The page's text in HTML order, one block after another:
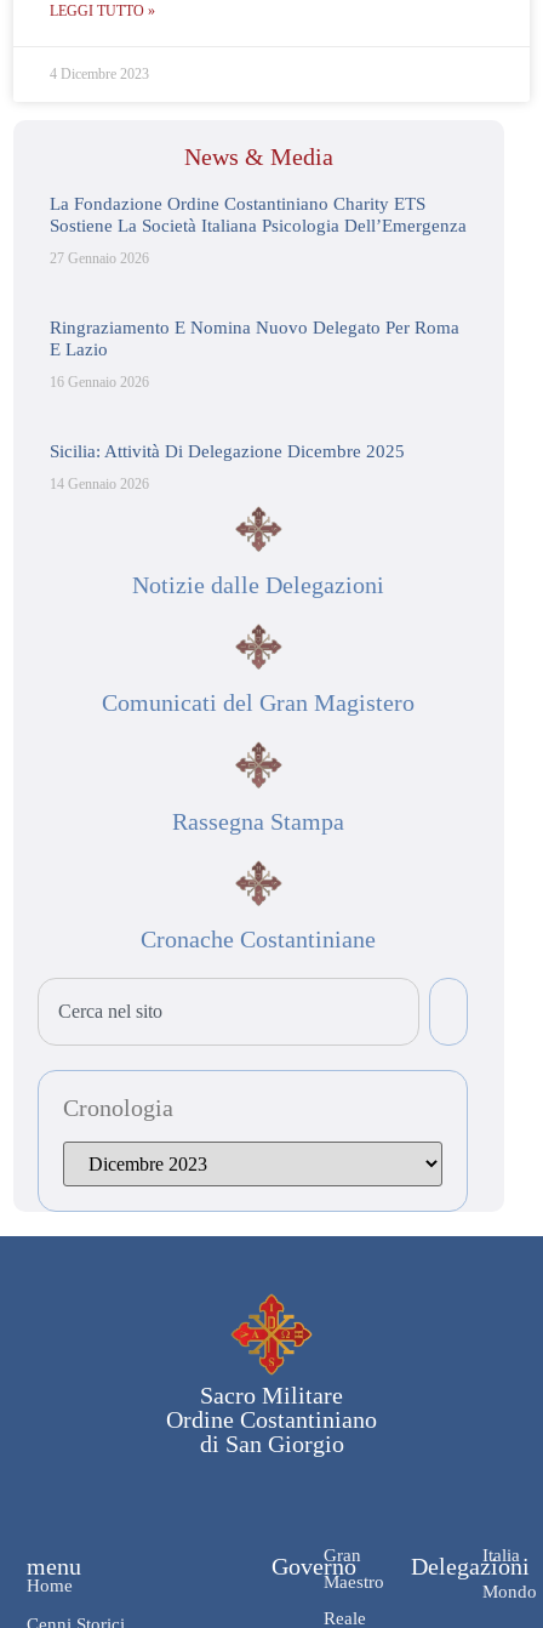
LEGGI TUTTO »
4 Dicembre 2023
News & Media
La Fondazione Ordine Costantiniano Charity ETS
Sostiene La Società Italiana Psicologia Dell’Emergenza
27 Gennaio 2026
Ringraziamento E Nomina Nuovo Delegato Per Roma
E Lazio
16 Gennaio 2026
Sicilia: Attività Di Delegazione Dicembre 2025
14 Gennaio 2026
Notizie dalle Delegazioni
Comunicati del Gran Magistero
Rassegna Stampa
Cronache Costantiniane
Cronologia
Sacro Militare
Ordine Costantiniano
di San Giorgio
Governo
Gran
Maestro
Reale
Delegazioni
Italia
Mondo
menu
Home
Cenni Storici